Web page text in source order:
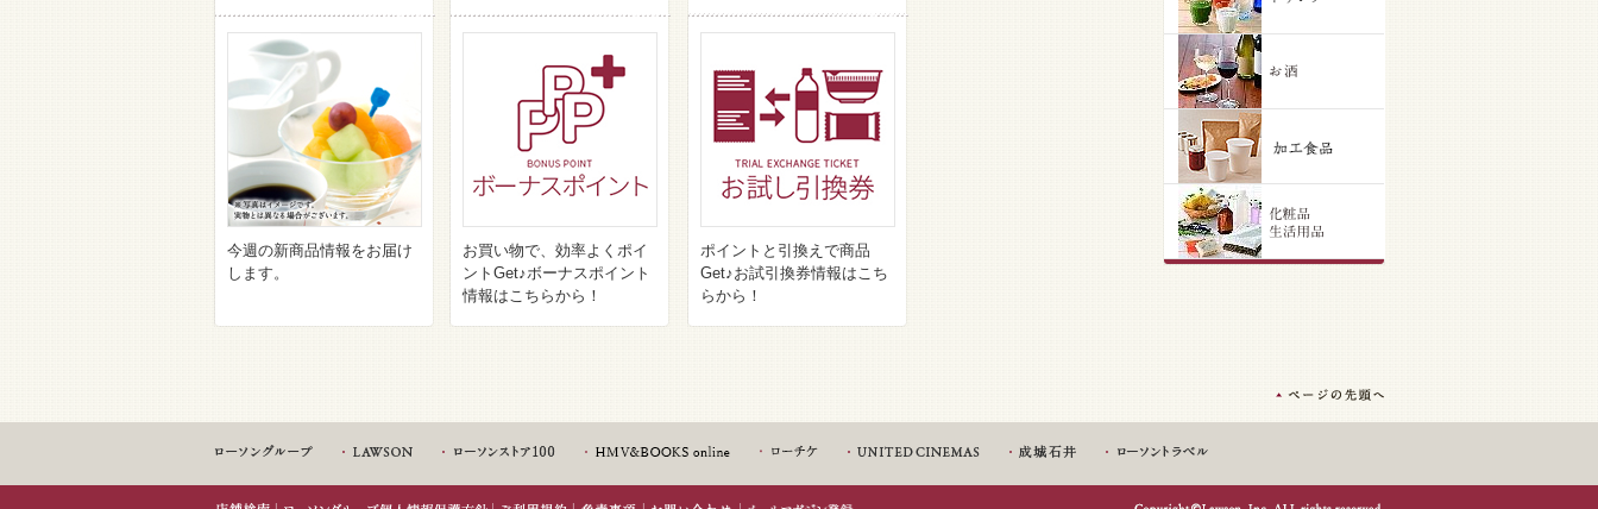
今週の新商品情報をお届け
します。
お買い物で、効率よくポイ
ントGet♪ボーナスポイント
情報はこちらから！
ポイントと引換えで商品
Get♪お試引換券情報はこち
らから！